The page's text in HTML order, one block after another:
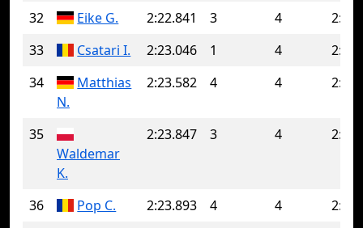
32 Eike G. 2:22.841 3 4
33
Csatari I. 2:23.046 1 4
34
Matthias
N.
2:23.582 4 4
35
Waldemar
K.
2:23.847 3 4
36 Pop C. 2:23.893 4 4